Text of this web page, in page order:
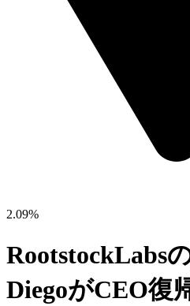
2.09%
RootstockLabs
DiegoがCEO復